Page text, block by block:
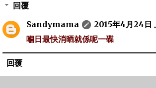
回覆
Sandymama
2015年4月24日
嗰日最快消晒就係呢一碟
回覆